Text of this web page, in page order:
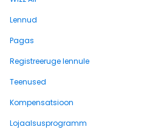
Lennud
Pagas
Registreeruge lennule
Teenused
Kompensatsioon
Lojaalsusprogramm